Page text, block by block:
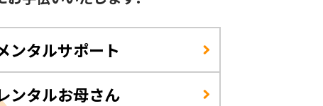
タルサポート
ンタルお母さん